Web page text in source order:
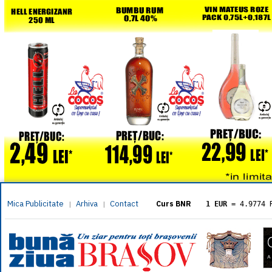
Mica Publicitate | Arhiva | Contact Curs BNR 1 EUR = 4.9774
= 5.8304
1 XAU= 464.4611
1 AED= 1.1933
1 AUD= 2.7957
1 BGN= 2.5449